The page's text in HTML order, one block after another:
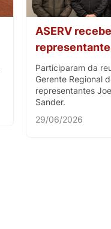
ASERV
Participaram da
Gerente Regional
representantes
Sander.
29/06/2026